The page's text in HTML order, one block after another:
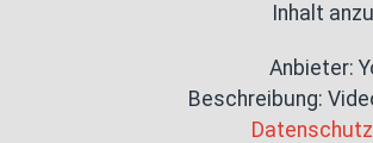
Inhalt
Anbieter:
Beschreibung: